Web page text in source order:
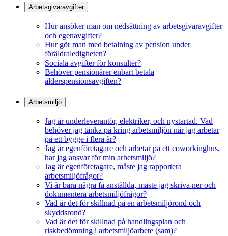
Arbetsgivaravgifter
Hur ansöker man om nedsättning av arbetsgivaravgifter
och egenavgifter?
Hur gör man med betalning av pension under
föräldraledigheten?
Sociala avgifter för konsulter?
Behöver pensionärer enbart betala
ålderspensionsavgiften?
Arbetsmiljö
Jag är underleverantör, elektriker, och nystartad. Vad
behöver jag tänka på kring arbetsmiljön när jag arbetar
på ett bygge i flera år?
Jag är egenföretagare och arbetar på ett coworkinghus,
har jag ansvar för min arbetsmiljö?
Jag är egenföretagare, måste jag rapportera
arbetsmiljöfrågor?
Vi är bara några få anställda, måste jag skriva ner och
dokumentera arbetsmiljöfrågor?
Vad är det för skillnad på en arbetsmiljörond och
skyddsrond?
Vad är det för skillnad på handlingsplan och
riskbedömning i arbetsmiljöarbete (sam)?